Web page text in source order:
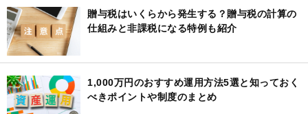
贈与税はいくらから発生する？贈与税の計算の
仕組みと非課税になる特例も紹介
1,000万円のおすすめ運用方法5選と知っておく
べきポイントや制度のまとめ